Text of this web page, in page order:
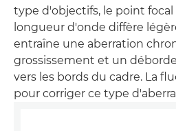
type d'objectifs, le point
longueur d'onde diffère
entraîne une aberration
grossissement et un
vers les bords du cadre. La
pour corriger ce type